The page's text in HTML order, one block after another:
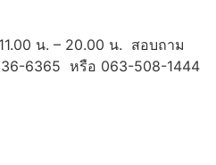
น. – 20.00 น. สอบถาม
6365 หรือ 063-508-1444